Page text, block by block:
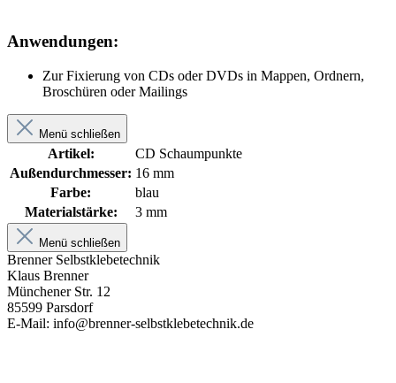
Anwendungen:
Zur Fixierung von CDs oder DVDs in Mappen, Ordnern,
Broschüren oder Mailings
Menü schließen
Artikel:
CD Schaumpunkte
Außendurchmesser: 16 mm
Farbe:
blau
Materialstärke:
3 mm
Menü schließen
Brenner Selbstklebetechnik
Klaus Brenner
Münchener Str. 12
85599 Parsdorf
E-Mail: info@brenner-selbstklebetechnik.de